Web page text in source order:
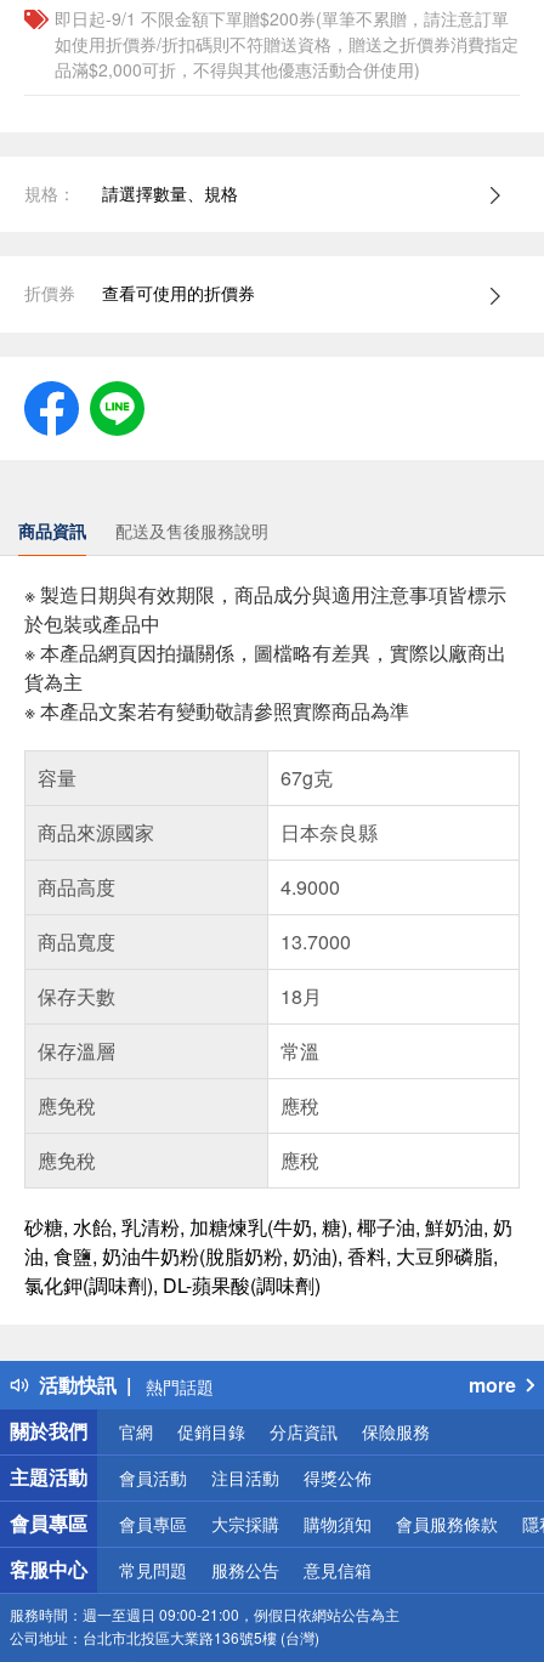
即日起-9/1 不限金額下單贈$200券(單筆不累贈，請注意訂單
如使用折價券/折扣碼則不符贈送資格，贈送之折價券消費指定
品滿$2,000可折，不得與其他優惠活動合併使用)
規格： 請選擇數量、規格
折價券 查看可使用的折價券
商品資訊 配送及售後服務說明
※ 製造日期與有效期限，商品成分與適用注意事項皆標示
於包裝或產品中
※ 本產品網頁因拍攝關係，圖檔略有差異，實際以廠商出
貨為主
※ 本產品文案若有變動敬請參照實際商品為準
容量
67g克
商品來源國家
日本奈良縣
商品高度
4.9000
商品寬度
13.7000
保存天數
18月
保存溫層
常溫
應免稅
應稅
應免稅
應稅
砂糖, 水飴, 乳清粉, 加糖煉乳(牛奶, 糖), 椰子油, 鮮奶油, 奶
油, 食鹽, 奶油牛奶粉(脫脂奶粉, 奶油), 香料, 大豆卵磷脂,
氯化鉀(調味劑), DL-蘋果酸(調味劑)
活動快訊
得獎公告
熱門話題
銀行優惠
偏遠地區配送
詐騙網頁！請小心！
more
關於我們
官網 促銷目錄 分店資訊 保險服務
主題活動 會員活動 注目活動 得獎公佈
會員專區 會員專區 大宗採購 購物須知 會員服務條款 隱
客服中心 常見問題 服務公告 意見信箱
服務時間： 週一至週日 09:00-21:00，例假日依網站公告為主
公司地址： 台北市北投區大業路136號5樓 (台灣)